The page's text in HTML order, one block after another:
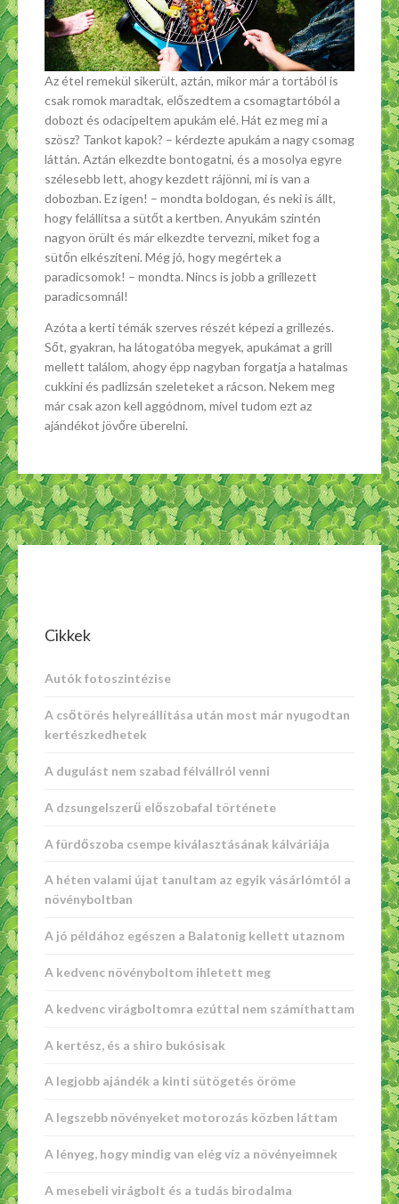
Az étel remekül sikerült, aztán, mikor már a tortából is
csak romok maradtak, előszedtem a csomagtartóból a
dobozt és odacipeltem apukám elé. Hát ez meg mi a
szösz? Tankot kapok? – kérdezte apukám a nagy csomag
láttán. Aztán elkezdte bontogatni, és a mosolya egyre
szélesebb lett, ahogy kezdett rájönni, mi is van a
dobozban. Ez igen! – mondta boldogan, és neki is állt,
hogy felállítsa a sütőt a kertben. Anyukám szintén
nagyon örült és már elkezdte tervezni, miket fog a
sütőn elkészíteni. Még jó, hogy megértek a
paradicsomok! – mondta. Nincs is jobb a grillezett
paradicsomnál!
Azóta a kerti témák szerves részét képezi a grillezés.
Sőt, gyakran, ha látogatóba megyek, apukámat a grill
mellett találom, ahogy épp nagyban forgatja a hatalmas
cukkini és padlizsán szeleteket a rácson. Nekem meg
már csak azon kell aggódnom, mivel tudom ezt az
ajándékot jövőre überelni.
Cikkek
Autók fotoszintézise
A csőtörés helyreállítása után most már nyugodtan
kertészkedhetek
A dugulást nem szabad félvállról venni
A dzsungelszerű előszobafal története
A fürdőszoba csempe kiválasztásának kálváriája
A héten valami újat tanultam az egyik vásárlómtól a
növényboltban
A jó példához egészen a Balatonig kellett utaznom
A kedvenc növényboltom ihletett meg
A kedvenc virágboltomra ezúttal nem számíthattam
A kertész, és a shiro bukósisak
A legjobb ajándék a kinti sütögetés öröme
A legszebb növényeket motorozás közben láttam
A lényeg, hogy mindig van elég víz a növényeimnek
A mesebeli virágbolt és a tudás birodalma